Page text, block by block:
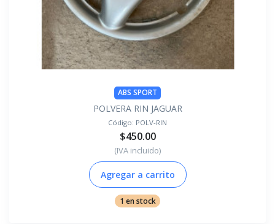
ABS SPORT
POLVERA RIN JAGUAR
Código: POLV-RIN
$450.00
(IVA incluido)
Agregar a carrito
1 en stock